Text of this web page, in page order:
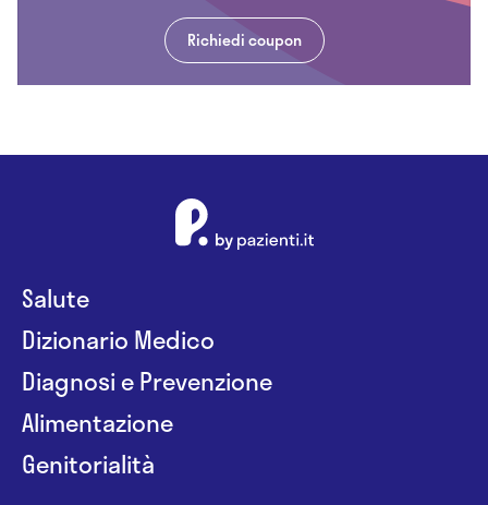
Richiedi coupon
Salute
Dizionario Medico
Diagnosi e Prevenzione
Alimentazione
Genitorialità